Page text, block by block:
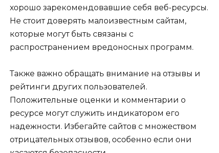
хорошо зарекомендовавшие себя веб-ресурсы.
Не стоит доверять малоизвестным сайтам,
которые могут быть связаны с
распространением вредоносных программ.
Также важно обращать внимание на отзывы и
рейтинги других пользователей.
Положительные оценки и комментарии о
ресурсе могут служить индикатором его
надежности. Избегайте сайтов с множеством
отрицательных отзывов, особенно если они